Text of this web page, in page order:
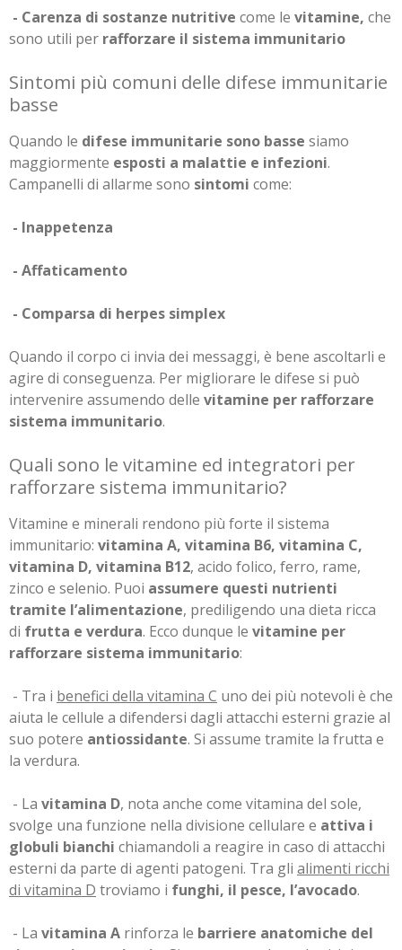
- Carenza di sostanze nutritive come le vitamine, che
sono utili per rafforzare il sistema immunitario
Sintomi più comuni delle difese immunitarie
basse
Quando le difese immunitarie sono basse siamo
maggiormente esposti a malattie e infezioni.
Campanelli di allarme sono sintomi come:
- Inappetenza
- Affaticamento
- Comparsa di herpes simplex
Quando il corpo ci invia dei messaggi, è bene ascoltarli e
agire di conseguenza. Per migliorare le difese si può
intervenire assumendo delle vitamine per rafforzare
sistema immunitario.
Quali sono le vitamine ed integratori per
rafforzare sistema immunitario?
Vitamine e minerali rendono più forte il sistema
immunitario: vitamina A, vitamina B6, vitamina C,
vitamina D, vitamina B12, acido folico, ferro, rame,
zinco e selenio. Puoi assumere questi nutrienti
tramite l’alimentazione, prediligendo una dieta ricca
di frutta e verdura. Ecco dunque le vitamine per
rafforzare sistema immunitario:
- Tra i benefici della vitamina C uno dei più notevoli è che
aiuta le cellule a difendersi dagli attacchi esterni grazie al
suo potere antiossidante. Si assume tramite la frutta e
la verdura.
- La vitamina D, nota anche come vitamina del sole,
svolge una funzione nella divisione cellulare e attiva i
globuli bianchi chiamandoli a reagire in caso di attacchi
esterni da parte di agenti patogeni. Tra gli alimenti ricchi
di vitamina D troviamo i funghi, il pesce, l’avocado.
- La vitamina A rinforza le barriere anatomiche del